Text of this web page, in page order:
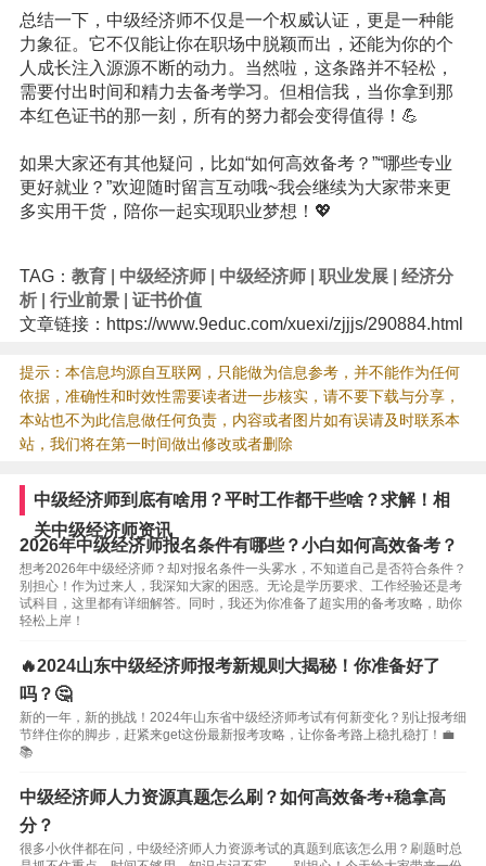
总结一下，中级经济师不仅是一个权威认证，更是一种能
力象征。它不仅能让你在职场中脱颖而出，还能为你的个
人成长注入源源不断的动力。当然啦，这条路并不轻松，
需要付出时间和精力去备考学习 。但相信我，当你拿到那
本红色证书的那一刻，所有的努力都会变得值得！💪
如果大家还有其他疑问，比如“如何高效备考？”“哪些专业
更好就业？”欢迎随时留言互动哦~我会继续为大家带来更
多实用干货，陪你一起实现职业梦想！💖
TAG： 教育| 中级经济师| 中级经济师| 职业发展| 经济分
析| 行业前景| 证书价值
文章链接：https://www.9educ.com/xuexi/zjjjs/290884.html
提示：本信息均源自互联网，只能做为信息参考，并不能作为任何
依据，准确性和时效性需要读者进一步核实，请不要下载与分享，
本站也不为此信息做任何负责，内容或者图片如有误请及时联系本
站，我们将在第一时间做出修改或者删除
中级经济师到底有啥用？平时工作都干些啥？求解！相
关中级经济师资讯
2026年中级经济师报名条件有哪些？小白如何高效备考？
想考2026年中级经济师？却对报名条件一头雾水，不知道自己是否符合条件？
别担心！作为过来人，我深知大家的困惑。无论是学历要求、工作经验还是考
试科目，这里都有详细解答。同时，我还为你准备了超实用的备考攻略，助你
轻松上岸！
🔥2024山东中级经济师报考新规则大揭秘！你准备好了
吗？🤔
新的一年，新的挑战！2024年山东省中级经济师考试有何新变化？别让报考细
节绊住你的脚步，赶紧来get这份最新报考攻略，让你备考路上稳扎稳打！💼
📚
中级经济师人力资源真题怎么刷？如何高效备考+稳拿高
分？
很多小伙伴都在问，中级经济师人力资源考试的真题到底该怎么用？刷题时总